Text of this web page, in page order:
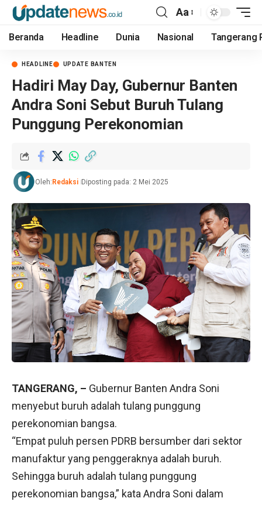
Aa
Beranda Headline Dunia Nasional Tangerang
HEADLINE UPDATE BANTEN
Hadiri May Day, Gubernur Banten
Andra Soni Sebut Buruh Tulang
Punggung Perekonomian
Oleh: Redaksi Diposting pada: 2 Mei 2025
TANGERANG, – Gubernur Banten Andra Soni
menyebut buruh adalah tulang punggung
perekonomian bangsa.
“Empat puluh persen PDRB bersumber dari sektor
manufaktur yang penggeraknya adalah buruh.
Sehingga buruh adalah tulang punggung
perekonomian bangsa,” kata Andra Soni dalam